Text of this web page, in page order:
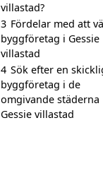
villastad?
3 Fördelar med att
byggföretag i Gessie
villastad
4 Sök efter en
byggföretag i de
omgivande städerna
Gessie villastad